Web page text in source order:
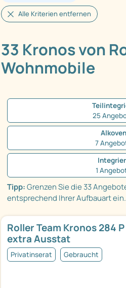
Alle Kriterien entfernen
33 Kronos von
Wohnmobile
25
Alkoven
7
1
Tipp:Grenzen Sie die 33
entsprechend Ihrer Aufbauart ein.
Roller Team Kronos 284
extra Ausstat
Privatinserat Gebraucht